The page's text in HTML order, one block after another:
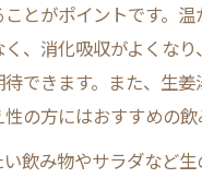
とがポイントです。
、消化吸収がよくな
できます。また、生
の方にはおすすめの飲
飲み物やサラダなど